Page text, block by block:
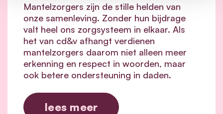
Mantelzorgers zijn de stille helden van
onze samenleving. Zonder hun bijdrage
valt heel ons zorgsysteem in elkaar. Als
het van cd&v afhangt verdienen
mantelzorgers daarom niet alleen meer
erkenning en respect in woorden, maar
ook betere ondersteuning in daden.
lees meer